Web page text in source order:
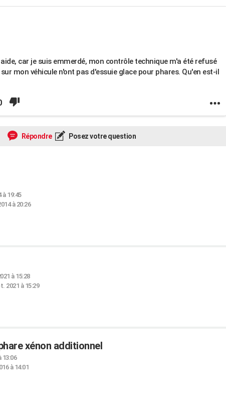
car je suis emmerdé, mon contrôle technique m'a été refusé
mon véhicule n'ont pas d'essuie glace pour phares. Qu'en est-il
Répondre Posez votre question
à 19:45
à 20:26
à 15:28
2021 à 15:29
xénon additionnel
13:06
à 14:01